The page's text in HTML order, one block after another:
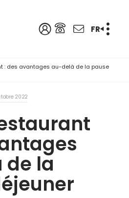
FR
: des avantages au-delà de la pause
2022
la